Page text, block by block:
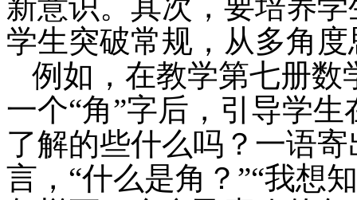
新意识。其次，要培养
学生突破常规，从多角
例如，在教学第七册数
一个“角”字后，引导学
了解的些什么吗？一语
言，“什么是角？”“我想